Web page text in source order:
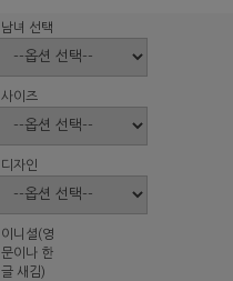
남녀 선택
사이즈
디자인
이니셜(영
문이나 한
글 새김)